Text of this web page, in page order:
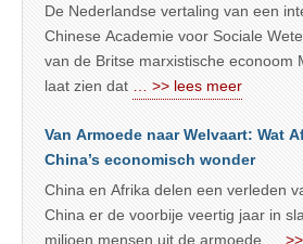
De Nederlandse vertaling van een
Chinese Academie voor Sociale
van de Britse marxistische econoom
laat zien dat
… >> lees meer
Van Armoede naar Welvaart: Wat
China’s economisch wonder
China en Afrika delen een verleden
China er de voorbije veertig jaar in
miljoen mensen uit de armoede
…